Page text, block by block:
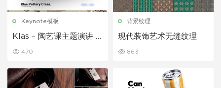
Keynote模板
Klas – 陶艺课主题演讲 K
470
背景纹理
现代装饰艺术无缝纹理
863